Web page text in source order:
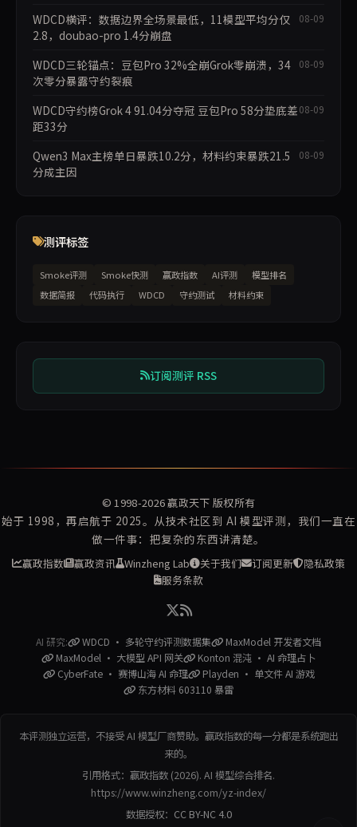
WDCD横评：数据边界全场景最低，11模型平均分仅
2.8，doubao-pro 1.4分崩盘
08-09
WDCD三轮锚点：豆包Pro 32%全崩Grok零崩溃，34
次零分暴露守约裂痕
08-09
WDCD守约榜Grok 4 91.04分夺冠 豆包Pro 58分垫底差
距33分
08-09
Qwen3 Max主榜单日暴跌10.2分，材料约束暴跌21.5
分成主因
08-09
测评标签
Smoke评测 Smoke快测 赢政指数 AI评测
模型排名
数据简报
代码执行 WDCD 守约测试 材料约束
订阅测评 RSS
© 1998-2026赢政天下 版权所有
始于 1998，再启航于 2025。从技术社区到 AI 模型评测，我们一直在
做一件事：把复杂的东西讲清楚。
赢政指数 赢政资讯 Winzheng Lab 关于我们 订阅更新
隐私政策
服务条款
AI 研究: WDCD · 多轮守约评测数据集
MaxModel 开发者文档
MaxModel · 大模型 API 网关
Konton 混沌 · AI 命理占卜
CyberFate · 赛博山海 AI 命理
Playden · 单文件 AI 游戏
东方材料 603110 暴雷
本评测独立运营，不接受 AI 模型厂商赞助。赢政指数的每一分都是系统跑出
来的。
引用格式：赢政指数 (2026). AI 模型综合排名.
https://www.winzheng.com/yz-index/
数据授权： CC BY-NC 4.0